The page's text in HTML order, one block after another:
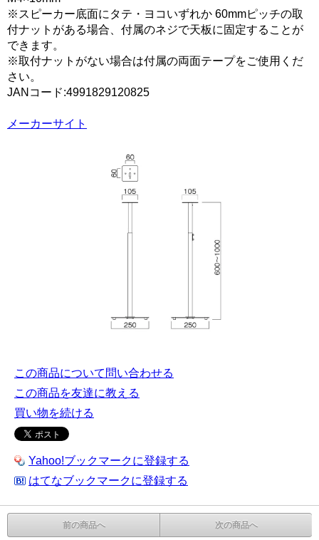
※スピーカー底面にタテ・ヨコいずれか 60mmピッチの取
付ナットがある場合、付属のネジで天板に固定することが
できます。
※取付ナットがない場合は付属の両面テープをご使用くだ
さい。
JANコード:4991829120825
メーカーサイト
この商品について問い合わせる
この商品を友達に教える
買い物を続ける
Yahoo!ブックマークに登録する
はてなブックマークに登録する
前の商品へ 次の商品へ